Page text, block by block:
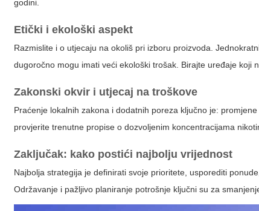
godini.
Etički i ekološki aspekt
Razmislite i o utjecaju na okoliš pri izboru proizvoda.
dugoročno mogu imati veći ekološki trošak. Birajte uređaje koji
Zakonski okvir i utjecaj na troškove
Praćenje lokalnih zakona i dodatnih poreza ključno je:
provjerite trenutne propise o dozvoljenim koncentracijama
Zaključak: kako postići najbolju vrijednost
Najbolja strategija je definirati svoje prioritete, usporediti
Održavanje i pažljivo planiranje potrošnje ključni su za